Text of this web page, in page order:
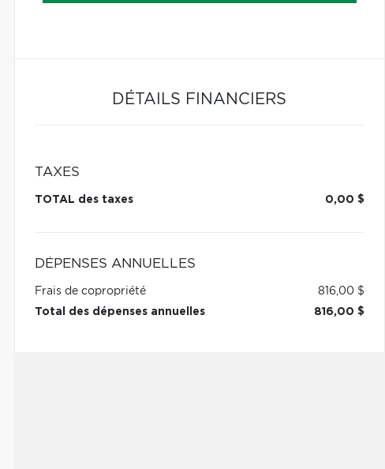
DÉTAILS FINANCIERS
TAXES
TOTAL des taxes 0,00 $
DÉPENSES ANNUELLES
Frais de copropriété
816,00 $
Total des dépenses annuelles
816,00 $